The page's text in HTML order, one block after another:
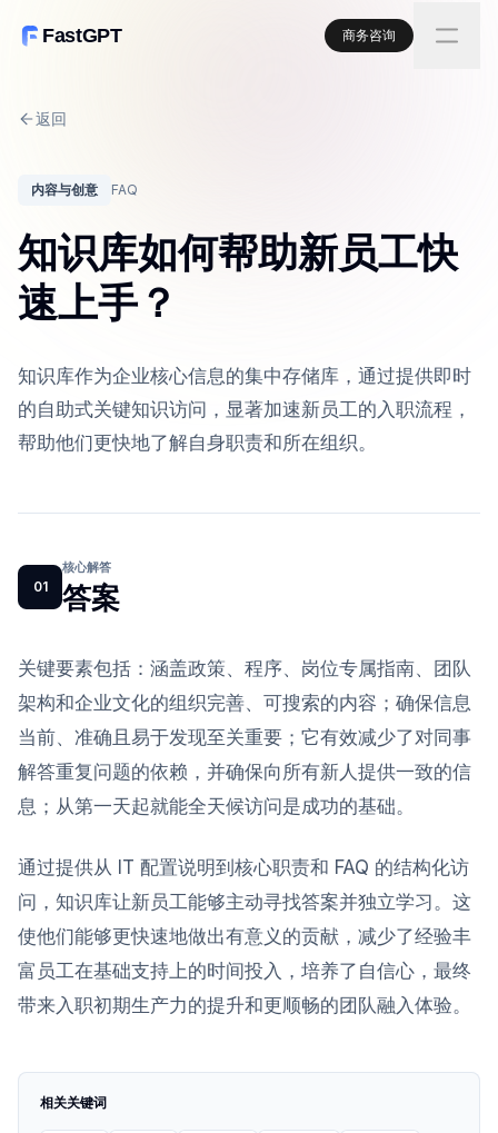
FastGPT 商务咨询
返回
内容与创意 FAQ
知识库如何帮助新员工快
速上手？
知识库作为企业核心信息的集中存储库，通过提供即时
的自助式关键知识访问，显著加速新员工的入职流程，
帮助他们更快地了解自身职责和所在组织。
01
核心解答
答案
关键要素包括：涵盖政策、程序、岗位专属指南、团队
架构和企业文化的组织完善、可搜索的内容；确保信息
当前、准确且易于发现至关重要；它有效减少了对同事
解答重复问题的依赖，并确保向所有新人提供一致的信
息；从第一天起就能全天候访问是成功的基础。
通过提供从 IT 配置说明到核心职责和 FAQ 的结构化访
问，知识库让新员工能够主动寻找答案并独立学习。这
使他们能够更快速地做出有意义的贡献，减少了经验丰
富员工在基础支持上的时间投入，培养了自信心，最终
带来入职初期生产力的提升和更顺畅的团队融入体验。
相关关键词